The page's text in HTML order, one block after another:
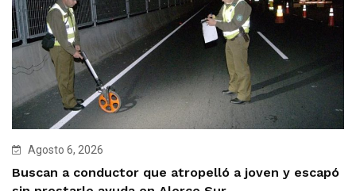
Agosto 6, 2026
Buscan a conductor que atropelló a joven y escapó